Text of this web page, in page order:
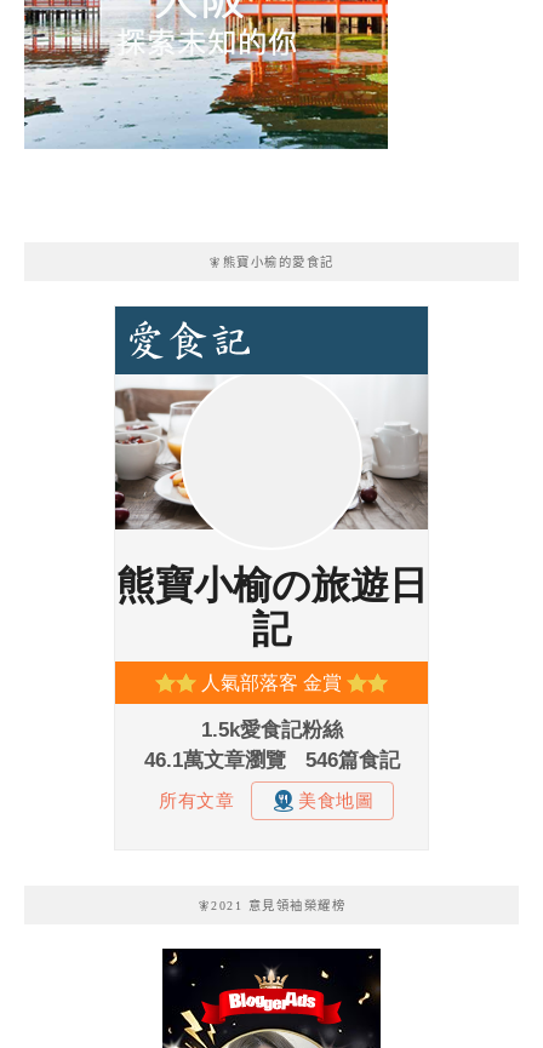
🧚熊寶小榆的愛食記
🧚2021 意見領袖榮耀榜